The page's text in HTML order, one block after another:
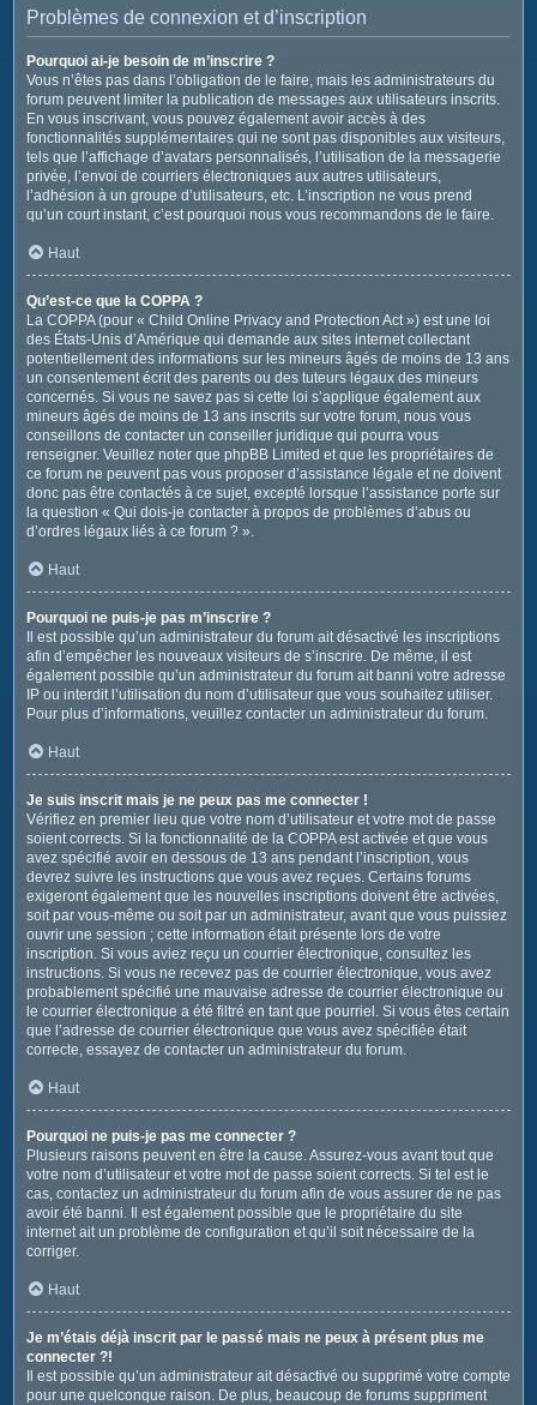
Problèmes de connexion et d’inscription
Pourquoi ai-je besoin de m’inscrire ?
Vous n’êtes pas dans l’obligation de le faire, mais les administrateurs du
forum peuvent limiter la publication de messages aux utilisateurs inscrits.
En vous inscrivant, vous pouvez également avoir accès à des
fonctionnalités supplémentaires qui ne sont pas disponibles aux visiteurs,
tels que l’affichage d’avatars personnalisés, l’utilisation de la messagerie
privée, l’envoi de courriers électroniques aux autres utilisateurs,
l’adhésion à un groupe d’utilisateurs, etc. L’inscription ne vous prend
qu’un court instant, c’est pourquoi nous vous recommandons de le faire.
Haut
Qu’est-ce que la COPPA ?
La COPPA (pour « Child Online Privacy and Protection Act ») est une loi
des États-Unis d’Amérique qui demande aux sites internet collectant
potentiellement des informations sur les mineurs âgés de moins de 13 ans
un consentement écrit des parents ou des tuteurs légaux des mineurs
concernés. Si vous ne savez pas si cette loi s’applique également aux
mineurs âgés de moins de 13 ans inscrits sur votre forum, nous vous
conseillons de contacter un conseiller juridique qui pourra vous
renseigner. Veuillez noter que phpBB Limited et que les propriétaires de
ce forum ne peuvent pas vous proposer d’assistance légale et ne doivent
donc pas être contactés à ce sujet, excepté lorsque l’assistance porte sur
la question « Qui dois-je contacter à propos de problèmes d’abus ou
d’ordres légaux liés à ce forum ? ».
Haut
Pourquoi ne puis-je pas m’inscrire ?
Il est possible qu’un administrateur du forum ait désactivé les inscriptions
afin d’empêcher les nouveaux visiteurs de s’inscrire. De même, il est
également possible qu’un administrateur du forum ait banni votre adresse
IP ou interdit l’utilisation du nom d’utilisateur que vous souhaitez utiliser.
Pour plus d’informations, veuillez contacter un administrateur du forum.
Haut
Je suis inscrit mais je ne peux pas me connecter !
Vérifiez en premier lieu que votre nom d’utilisateur et votre mot de passe
soient corrects. Si la fonctionnalité de la COPPA est activée et que vous
avez spécifié avoir en dessous de 13 ans pendant l’inscription, vous
devrez suivre les instructions que vous avez reçues. Certains forums
exigeront également que les nouvelles inscriptions doivent être activées,
soit par vous-même ou soit par un administrateur, avant que vous puissiez
ouvrir une session ; cette information était présente lors de votre
inscription. Si vous aviez reçu un courrier électronique, consultez les
instructions. Si vous ne recevez pas de courrier électronique, vous avez
probablement spécifié une mauvaise adresse de courrier électronique ou
le courrier électronique a été filtré en tant que pourriel. Si vous êtes certain
que l’adresse de courrier électronique que vous avez spécifiée était
correcte, essayez de contacter un administrateur du forum.
Haut
Pourquoi ne puis-je pas me connecter ?
Plusieurs raisons peuvent en être la cause. Assurez-vous avant tout que
votre nom d’utilisateur et votre mot de passe soient corrects. Si tel est le
cas, contactez un administrateur du forum afin de vous assurer de ne pas
avoir été banni. Il est également possible que le propriétaire du site
internet ait un problème de configuration et qu’il soit nécessaire de la
corriger.
Haut
Je m’étais déjà inscrit par le passé mais ne peux à présent plus me
connecter ?!
Il est possible qu’un administrateur ait désactivé ou supprimé votre compte
pour une quelconque raison. De plus, beaucoup de forums suppriment